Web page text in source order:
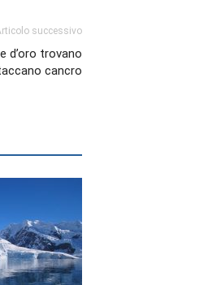
successivo
d’oro trovano
cancro